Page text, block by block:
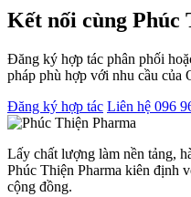
Kết nối cùng Phúc
Đăng ký hợp tác phân phối
pháp phù hợp với nhu cầu của
Đăng ký hợp tác Liên hệ 096
Lấy chất lượng làm nền tảng,
Phúc Thiện Pharma kiên định
cộng đồng.